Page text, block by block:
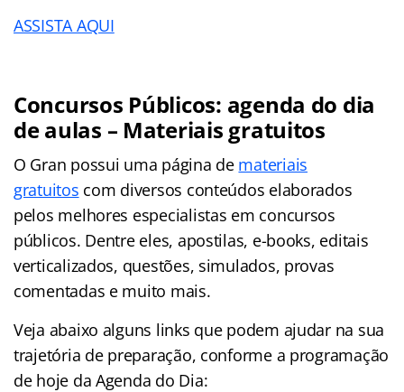
ASSISTA AQUI
Concursos Públicos: agenda do dia
de aulas – Materiais gratuitos
O Gran possui uma página de materiais
gratuitos com diversos conteúdos elaborados
pelos melhores especialistas em concursos
públicos. Dentre eles, apostilas, e-books, editais
verticalizados, questões, simulados, provas
comentadas e muito mais.
Veja abaixo alguns links que podem ajudar na sua
trajetória de preparação, conforme a programação
de hoje da Agenda do Dia: